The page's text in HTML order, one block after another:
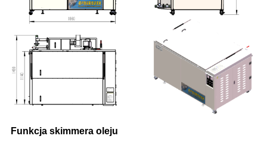
Funkcja skimmera oleju